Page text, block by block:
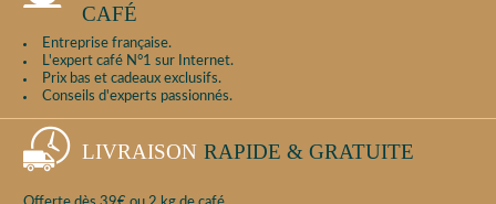
CAFÉ
Entreprise française.
L'expert café N°1 sur Internet.
Prix bas et cadeaux exclusifs.
Conseils d'experts passionnés.
LIVRAISON RAPIDE & GRATUITE